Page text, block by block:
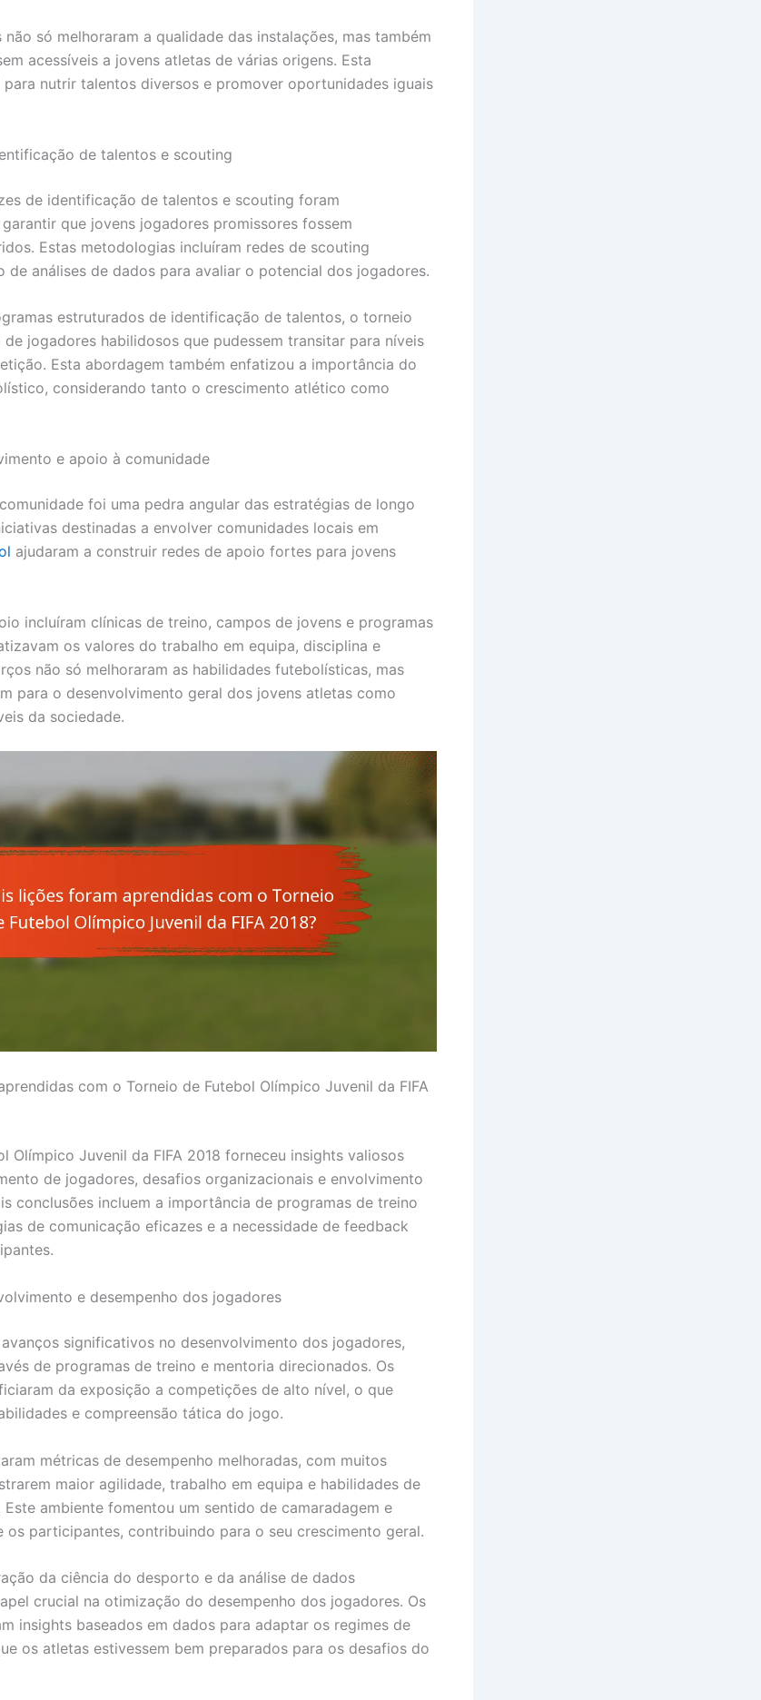
não só melhoraram a qualidade das instalações, mas também
acessíveis a jovens atletas de várias origens. Esta
nutrir talentos diversos e promover oportunidades iguais
de talentos e scouting
de identificação de talentos e scouting foram
que jovens jogadores promissores fossem
Estas metodologias incluíram redes de scouting
de análises de dados para avaliar o potencial dos jogadores.
estruturados de identificação de talentos, o torneio
jogadores habilidosos que pudessem transitar para níveis
Esta abordagem também enfatizou a importância do
considerando tanto o crescimento atlético como
e apoio à comunidade
foi uma pedra angular das estratégias de longo
destinadas a envolver comunidades locais em
ajudaram a construir redes de apoio fortes para jovens
incluíram clínicas de treino, campos de jovens e programas
os valores do trabalho em equipa, disciplina e
não só melhoraram as habilidades futebolísticas, mas
para o desenvolvimento geral dos jovens atletas como
da sociedade.
com o Torneio de Futebol Olímpico Juvenil da FIFA
Olímpico Juvenil da FIFA 2018 forneceu insights valiosos
de jogadores, desafios organizacionais e envolvimento
conclusões incluem a importância de programas de treino
de comunicação eficazes e a necessidade de feedback
e desempenho dos jogadores
significativos no desenvolvimento dos jogadores,
de programas de treino e mentoria direcionados. Os
da exposição a competições de alto nível, o que
e compreensão tática do jogo.
métricas de desempenho melhoradas, com muitos
maior agilidade, trabalho em equipa e habilidades de
ambiente fomentou um sentido de camaradagem e
os participantes, contribuindo para o seu crescimento geral.
da ciência do desporto e da análise de dados
crucial na otimização do desempenho dos jogadores. Os
insights baseados em dados para adaptar os regimes de
os atletas estivessem bem preparados para os desafios do